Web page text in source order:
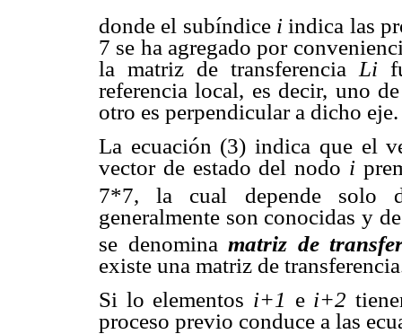
donde el subíndice iindica las
7 se ha agregado por
la matriz de transferenciaLi
referencia local, es decir, uno
otro es perpendicular a dicho eje.
La ecuación (3) indica que el
vector de estado del nodo i
7*7, la cual depende solo
generalmente son conocidas y
se denomina matriz de
existe una matriz de
Si lo elementos i+1 e i+2
proceso previo conduce a las